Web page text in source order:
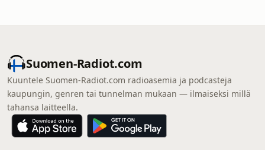
Suomen-Radiot.com
Kuuntele Suomen-Radiot.com radioasemia ja podcasteja
kaupungin, genren tai tunnelman mukaan — ilmaiseksi millä
tahansa laitteella.